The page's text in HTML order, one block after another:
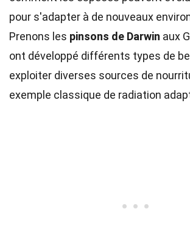
pour s'adapter à de nouveaux
Prenons les pinsons de Darwin aux
ont développé différents types de
exploiter diverses sources de
exemple classique de radiation